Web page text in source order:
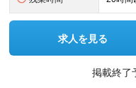
求人を見る
掲載終了